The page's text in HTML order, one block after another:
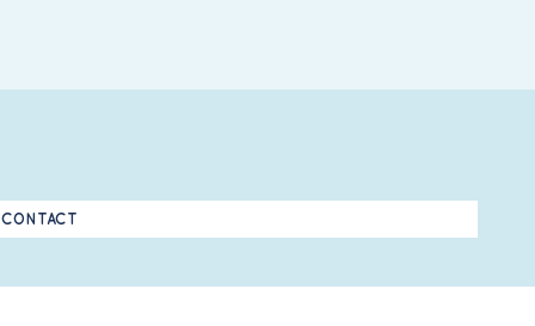
CONTACT